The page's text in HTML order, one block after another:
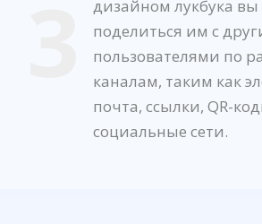
дизайном лукбука вы
поделиться им с
пользователями по
каналам, таким как
почта, ссылки, QR-
социальные сети.